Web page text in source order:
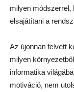
milyen módszerrel,
elsajátítani a
Az újonnan felvett
milyen
informatika
motiváció, nem